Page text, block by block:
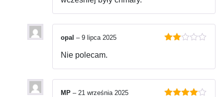
opal – 9 lipca 2025
Nie polecam.
MP – 21 września 2025